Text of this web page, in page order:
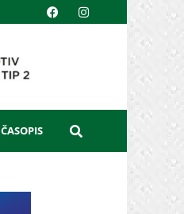
ČASOPIS